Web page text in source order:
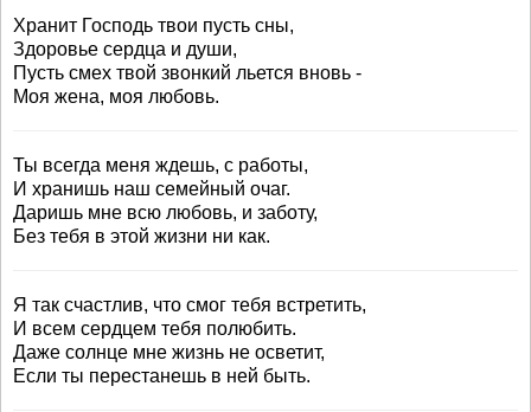
Хранит Господь твои пусть сны,
Здоровье сердца и души,
Пусть смех твой звонкий льется вновь -
Моя жена, моя любовь.
Ты всегда меня ждешь, с работы,
И хранишь наш семейный очаг.
Даришь мне всю любовь, и заботу,
Без тебя в этой жизни ни как.
Я так счастлив, что смог тебя встретить,
И всем сердцем тебя полюбить.
Даже солнце мне жизнь не осветит,
Если ты перестанешь в ней быть.